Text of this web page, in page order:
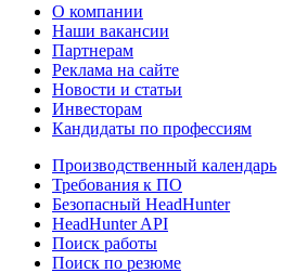
О компании
Наши вакансии
Партнерам
Реклама на сайте
Новости и статьи
Инвесторам
Кандидаты по профессиям
Производственный календарь
Требования к ПО
Безопасный HeadHunter
HeadHunter API
Поиск работы
Поиск по резюме